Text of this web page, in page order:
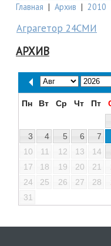
Главная | Архив | 2010
Аграгетор 24СМИ
АРХИВ
Пн Вт Ср Чт Пт
3
4 5 6 7
10
11 12 13 14
17
18 19 20 21
24
25 26 27 28
31